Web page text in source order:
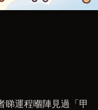
睇運程嗰陣見過「甲